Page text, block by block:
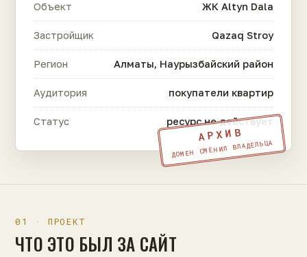
Объект ЖК Altyn Dala
Застройщик Qazaq Stroy
Регион Алматы, Наурызбайский район
Аудитория покупатели квартир
Статус ресурс не действует
АРХИВ
ДОМЕН СМЕНИЛ ВЛАДЕЛЬЦА
01 · ПРОЕКТ
ЧТО ЭТО БЫЛ ЗА САЙТ